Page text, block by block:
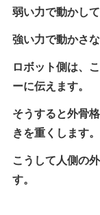
弱い力で動かし
強い力で動かさ
ロボット側は、
ーに伝えます。
そうすると外骨
きを重くします。
こうして人側の
す。